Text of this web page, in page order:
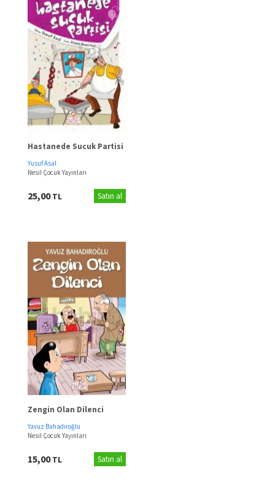
Hastanede Sucuk Partisi
Yusuf Asal
Nesil Çocuk Yayınları
25,00TL Satın al
Zengin Olan Dilenci
Yavuz Bahadıroğlu
Nesil Çocuk Yayınları
15,00TL Satın al